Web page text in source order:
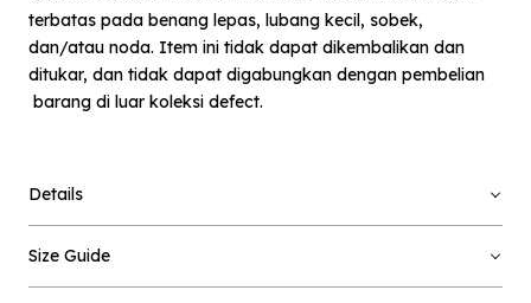
terbatas pada benang lepas, lubang kecil, sobek,
dan/atau noda. Item ini tidak dapat dikembalikan dan
ditukar, dan tidak dapat digabungkan dengan pembelian
barang di luar koleksi defect.
Details
Size Guide
Product :
Blue Guo - Defect Sale - L